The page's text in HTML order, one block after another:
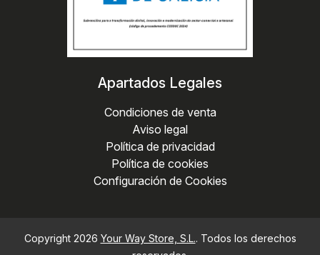
Apartados Legales
Condiciones de venta
Aviso legal
Política de privacidad
Política de cookies
Configuración de Cookies
Copyright 2026 Your Way Store, S.L.. Todos los derechos